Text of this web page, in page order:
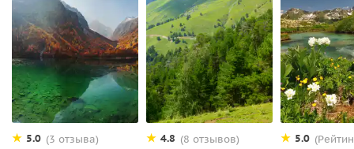
5.0 (3 отзыва) 4.8 (8 отзывов) 5.0